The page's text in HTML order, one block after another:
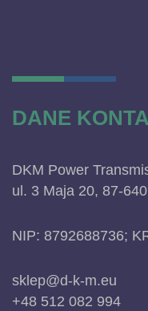
DANE
DKM Power
ul. 3 Maja 20, 87-
NIP: 8792688736;
sklep@d-k-m.eu
+48 512 082 994